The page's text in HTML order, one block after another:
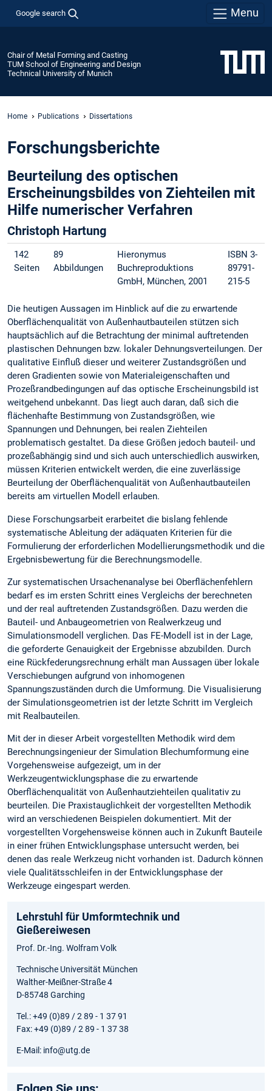
Google search Menu
Chair of Metal Forming and Casting
TUM School of Engineering and Design
Technical University of Munich
Home Publications Dissertations
Forschungsberichte
Beurteilung des optischen
Erscheinungsbildes von Ziehteilen mit
Hilfe numerischer Verfahren
Christoph Hartung
142
Seiten
89
Abbildungen
Hieronymus
Buchreproduktions
GmbH, München, 2001
ISBN 3-
89791-
215-5
Die heutigen Aussagen im Hinblick auf die zu erwartende
Oberflächenqualität von Außenhautbauteilen stützen sich
hauptsächlich auf die Betrachtung der minimal auftretenden
plastischen Dehnungen bzw. lokaler Dehnungsverteilungen. Der
qualitative Einfluß dieser und weiterer Zustandsgrößen und
deren Gradienten sowie von Materialeigenschaften und
Prozeßrandbedingungen auf das optische Erscheinungsbild ist
weitgehend unbekannt. Das liegt auch daran, daß sich die
flächenhafte Bestimmung von Zustandsgrößen, wie
Spannungen und Dehnungen, bei realen Ziehteilen
problematisch gestaltet. Da diese Größen jedoch bauteil- und
prozeßabhängig sind und sich auch unterschiedlich auswirken,
müssen Kriterien entwickelt werden, die eine zuverlässige
Beurteilung der Oberflächenqualität von Außenhautbauteilen
bereits am virtuellen Modell erlauben.
Diese Forschungsarbeit erarbeitet die bislang fehlende
systematische Ableitung der adäquaten Kriterien für die
Formulierung der erforderlichen Modellierungsmethodik und die
Ergebnisbewertung für die Berechnungsmodelle.
Zur systematischen Ursachenanalyse bei Oberflächenfehlern
bedarf es im ersten Schritt eines Vergleichs der berechneten
und der real auftretenden Zustandsgrößen. Dazu werden die
Bauteil- und Anbaugeometrien von Realwerkzeug und
Simulationsmodell verglichen. Das FE-Modell ist in der Lage,
die geforderte Genauigkeit der Ergebnisse abzubilden. Durch
eine Rückfederungsrechnung erhält man Aussagen über lokale
Verschiebungen aufgrund von inhomogenen
Spannungszuständen durch die Umformung. Die Visualisierung
der Simulationsgeometrien ist der letzte Schritt im Vergleich
mit Realbauteilen.
Mit der in dieser Arbeit vorgestellten Methodik wird dem
Berechnungsingenieur der Simulation Blechumformung eine
Vorgehensweise aufgezeigt, um in der
Werkzeugentwicklungsphase die zu erwartende
Oberflächenqualität von Außenhautziehteilen qualitativ zu
beurteilen. Die Praxistauglichkeit der vorgestellten Methodik
wird an verschiedenen Beispielen dokumentiert. Mit der
vorgestellten Vorgehensweise können auch in Zukunft Bauteile
in einer frühen Entwicklungsphase untersucht werden, bei
denen das reale Werkzeug nicht vorhanden ist. Dadurch können
viele Qualitätsschleifen in der Entwicklungsphase der
Werkzeuge eingespart werden.
Lehrstuhl für Umformtechnik und
Gießereiwesen
Prof. Dr.-Ing. Wolfram Volk
Technische Universität München
Walther-Meißner-Straße 4
D-85748 Garching
Tel.: +49 (0)89 / 2 89 - 1 37 91
Fax: +49 (0)89 / 2 89 - 1 37 38
E-Mail: info@utg.de